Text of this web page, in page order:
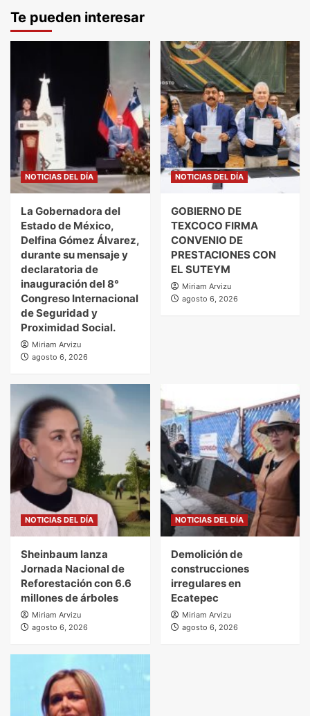
Te pueden interesar
NOTICIAS DEL DÍA
La Gobernadora del
Estado de México,
Delfina Gómez Álvarez,
durante su mensaje y
declaratoria de
inauguración del 8°
Congreso Internacional
de Seguridad y
Proximidad Social.
Miriam Arvizu
agosto 6, 2026
NOTICIAS DEL DÍA
GOBIERNO DE
TEXCOCO FIRMA
CONVENIO DE
PRESTACIONES CON
EL SUTEYM
Miriam Arvizu
agosto 6, 2026
NOTICIAS DEL DÍA
Sheinbaum lanza
Jornada Nacional de
Reforestación con 6.6
millones de árboles
Miriam Arvizu
agosto 6, 2026
NOTICIAS DEL DÍA
Demolición de
construcciones
irregulares en
Ecatepec
Miriam Arvizu
agosto 6, 2026